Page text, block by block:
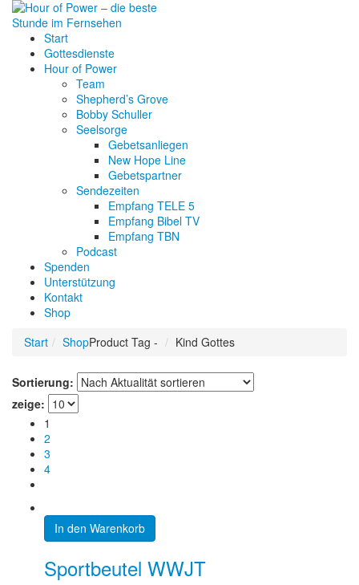
Start
Gottesdienste
Hour of Power
Team
Shepherd’s Grove
Bobby Schuller
Seelsorge
Gebetsanliegen
New Hope Line
Gebetspartner
Sendezeiten
Empfang TELE 5
Empfang Bibel TV
Empfang TBN
Podcast
Spenden
Unterstützung
Kontakt
Shop
Start
ShopProduct Tag - Kind Gottes
Sortierung:
zeige:
1
2
3
4
In den Warenkorb
Sportbeutel WWJT